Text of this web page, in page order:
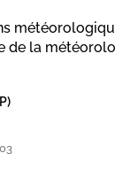
de la